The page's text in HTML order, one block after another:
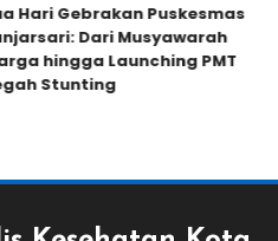
Hari Gebrakan Puskesmas
Dari Musyawarah
hingga Launching PMT
Stunting